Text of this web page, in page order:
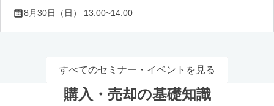
8月30日（日） 13:00~14:00
すべてのセミナー・イベントを見る
購入・売却の基礎知識